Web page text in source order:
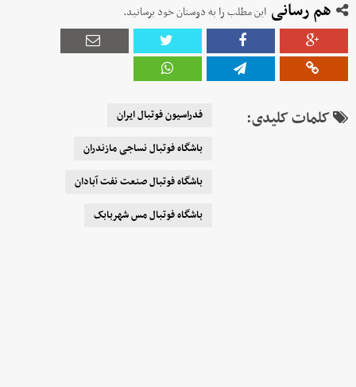
هم رسانی این مطلب را به دوستان خود برسانید.
کلمات کلیدی:
فدراسیون فوتبال ایران
باشگاه فوتبال نساجی مازندران
باشگاه فوتبال صنعت نفت آبادان
باشگاه فوتبال مس شهربابک